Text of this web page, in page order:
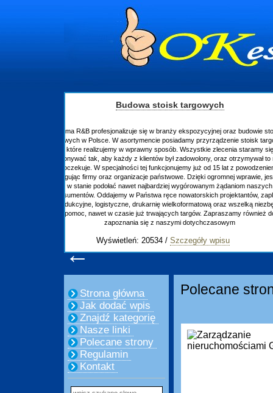
←
Strona główna
Jak dodać wpis
Znajdź kategorię
Nasze linki
Polecane strony
Regulamin
Kontakt
Polecane